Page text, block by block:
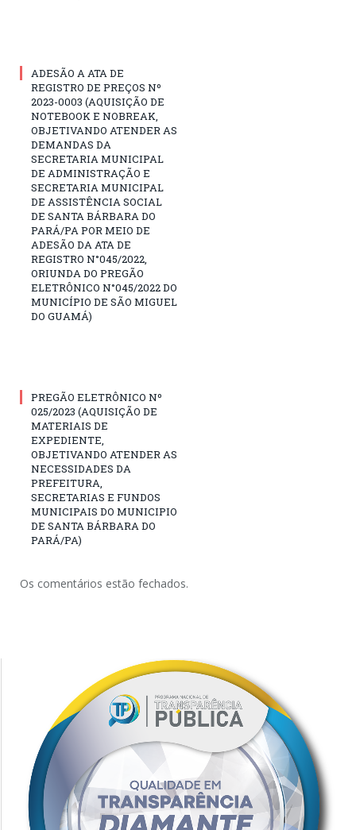
ADESÃO A ATA DE
REGISTRO DE PREÇOS Nº
2023-0003 (AQUISIÇÃO DE
NOTEBOOK E NOBREAK,
OBJETIVANDO ATENDER AS
DEMANDAS DA
SECRETARIA MUNICIPAL
DE ADMINISTRAÇÃO E
SECRETARIA MUNICIPAL
DE ASSISTÊNCIA SOCIAL
DE SANTA BÁRBARA DO
PARÁ/PA POR MEIO DE
ADESÃO DA ATA DE
REGISTRO N°045/2022,
ORIUNDA DO PREGÃO
ELETRÔNICO N°045/2022 DO
MUNICÍPIO DE SÃO MIGUEL
DO GUAMÁ)
PREGÃO ELETRÔNICO Nº
025/2023 (AQUISIÇÃO DE
MATERIAIS DE
EXPEDIENTE,
OBJETIVANDO ATENDER AS
NECESSIDADES DA
PREFEITURA,
SECRETARIAS E FUNDOS
MUNICIPAIS DO MUNICIPIO
DE SANTA BÁRBARA DO
PARÁ/PA)
Os comentários estão fechados.